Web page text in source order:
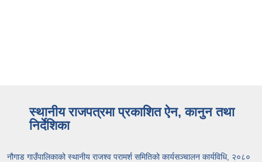
स्थानीय राजपत्रमा प्रकाशित ऐन, कानुन तथा
निर्देशिका
नौगाड गाउँपालिकाको स्थानीय राजश्व परामर्श समितिको कार्यसञ्चालन कार्यविधि, २०८०